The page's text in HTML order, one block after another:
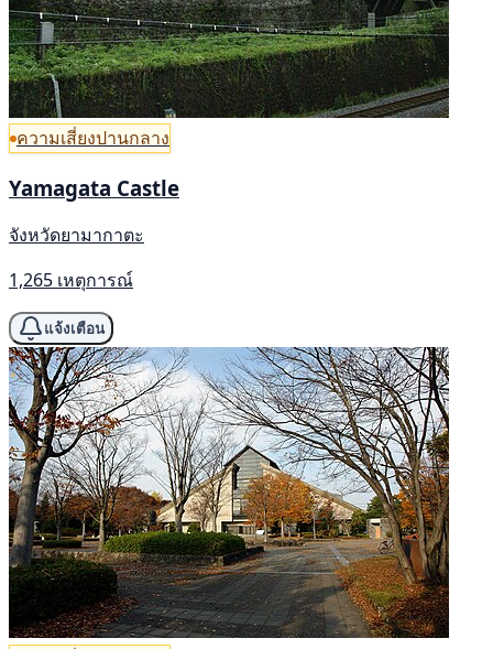
ความเสี่ยงปานกลาง
Yamagata Castle
จังหวัดยามากาตะ
1,265 เหตุการณ์
แจ้งเตือน